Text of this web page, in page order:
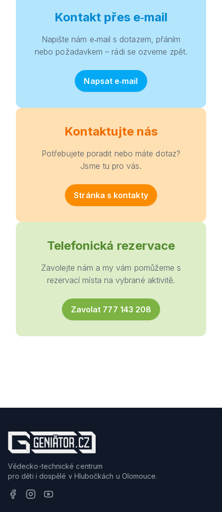
Kontakt přes e‑mail
Napište nám e‑mail s dotazem, přáním
nebo požadavkem – rádi se ozveme zpět.
Napsat e‑mail
Kontaktujte nás
Potřebujete poradit nebo máte dotaz?
Jsme tu pro vás.
Stránka s kontakty
Telefonická rezervace
Zavolejte nám a my vám pomůžeme s
rezervací místa na vybrané aktivitě.
Zavolat 777 143 208
Vědecko-technické centrum
pro děti i dospělé v Hlubočkách u Olomouce.